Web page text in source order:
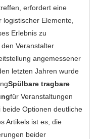
erfordert eine
Elemente,
Erlebnis zu
Veranstalter
angemessener
letzten Jahren wurde
Spülbare tragbare
für Veranstaltungen
Optionen deutliche
Artikels ist es, die
beider